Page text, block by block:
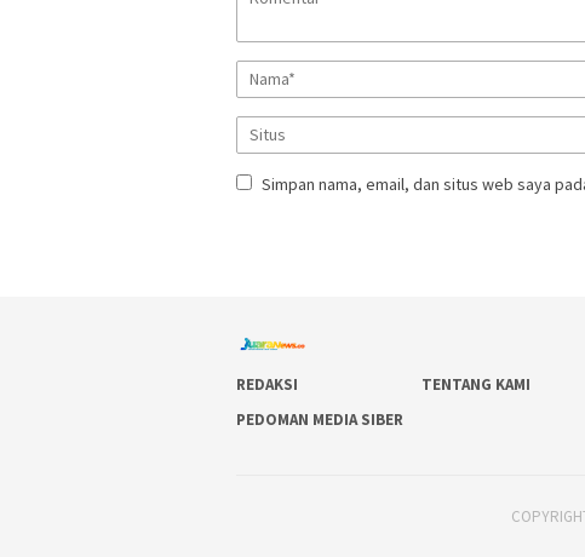
Simpan nama, email, dan situs web saya
REDAKSI TENTANG KAMI
PEDOMAN MEDIA SIBER